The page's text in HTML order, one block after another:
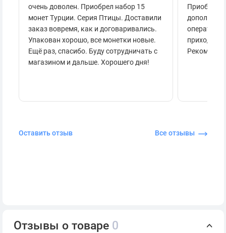
очень доволен. Приобрел набор 15
монет Турции. Серия Птицы. Доставили
заказ вовремя, как и договаривались.
Упакован хорошо, все монетки новые.
Ещё раз, спасибо. Буду сотрудничать с
магазином и дальше. Хорошего дня!
приходило
Оставить отзыв Все отзывы
Отзывы о товаре 0